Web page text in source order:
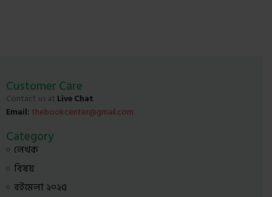
Customer Care
Contact us at Live Chat
Email: thebookcenter@gmail.com
Category
লেখক
বিষয়
বইমেলা ২০২৫